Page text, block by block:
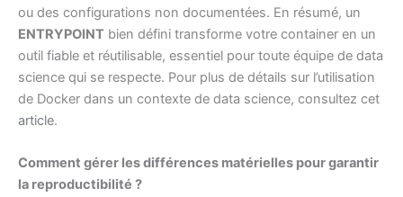
ou des configurations non documentées. En résumé, un
ENTRYPOINT bien défini transforme votre container en un
outil fiable et réutilisable, essentiel pour toute équipe de data
science qui se respecte. Pour plus de détails sur l’utilisation
de Docker dans un contexte de data science, consultez cet
article.
Comment gérer les différences matérielles pour garantir
la reproductibilité ?